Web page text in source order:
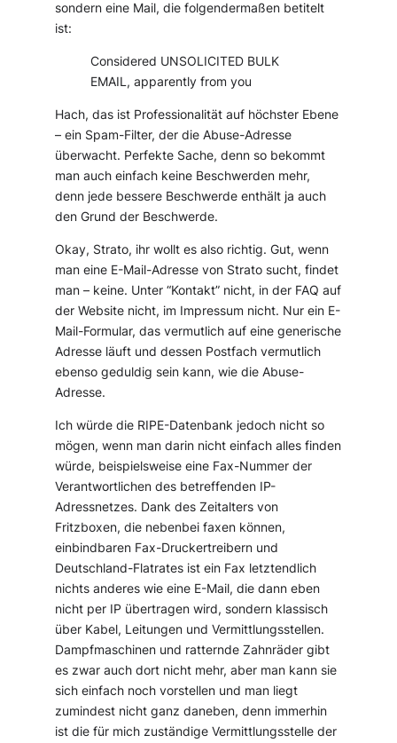
sondern eine Mail, die folgendermaßen betitelt
ist:
Considered UNSOLICITED BULK
EMAIL, apparently from you
Hach, das ist Professionalität auf höchster Ebene
– ein Spam-Filter, der die Abuse-Adresse
überwacht. Perfekte Sache, denn so bekommt
man auch einfach keine Beschwerden mehr,
denn jede bessere Beschwerde enthält ja auch
den Grund der Beschwerde.
Okay, Strato, ihr wollt es also richtig. Gut, wenn
man eine E-Mail-Adresse von Strato sucht, findet
man – keine. Unter “Kontakt” nicht, in der FAQ auf
der Website nicht, im Impressum nicht. Nur ein E-
Mail-Formular, das vermutlich auf eine generische
Adresse läuft und dessen Postfach vermutlich
ebenso geduldig sein kann, wie die Abuse-
Adresse.
Ich würde die RIPE-Datenbank jedoch nicht so
mögen, wenn man darin nicht einfach alles finden
würde, beispielsweise eine Fax-Nummer der
Verantwortlichen des betreffenden IP-
Adressnetzes. Dank des Zeitalters von
Fritzboxen, die nebenbei faxen können,
einbindbaren Fax-Druckertreibern und
Deutschland-Flatrates ist ein Fax letztendlich
nichts anderes wie eine E-Mail, die dann eben
nicht per IP übertragen wird, sondern klassisch
über Kabel, Leitungen und Vermittlungsstellen.
Dampfmaschinen und ratternde Zahnräder gibt
es zwar auch dort nicht mehr, aber man kann sie
sich einfach noch vorstellen und man liegt
zumindest nicht ganz daneben, denn immerhin
ist die für mich zuständige Vermittlungsstelle der